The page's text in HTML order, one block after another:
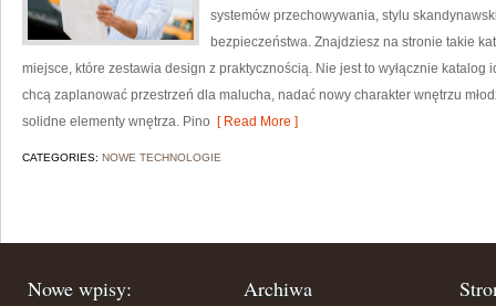
systemów przechowywania, stylu
bezpieczeństwa. Znajdziesz na stronie takie
miejsce, które zestawia design z praktycznością. Nie jest to wyłącznie katalog
chcą zaplanować przestrzeń dla malucha, nadać nowy charakter wnętrzu
solidne elementy wnętrza. Pino [ Read More ]
CATEGORIES: NOWE TECHNOLOGIE
Nowe wpisy: Archiwa